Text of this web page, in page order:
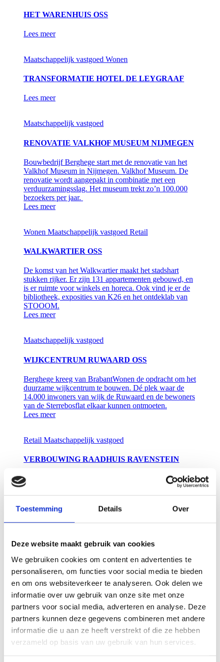
Toestemming Details Over
Deze website maakt gebruik van cookies
We gebruiken cookies om content en advertenties te
personaliseren, om functies voor social media te bieden
en om ons websiteverkeer te analyseren. Ook delen we
informatie over uw gebruik van onze site met onze
partners voor social media, adverteren en analyse. Deze
partners kunnen deze gegevens combineren met andere
informatie die u aan ze heeft verstrekt of die ze hebben
verzameld op basis van uw gebruik van hun services.
HET WARENHUIS OSS
Lees meer
Maatschappelijk vastgoed Wonen
TRANSFORMATIE HOTEL DE LEYGRAAF
Lees meer
Maatschappelijk vastgoed
RENOVATIE VALKHOF MUSEUM NIJMEGEN
Bouwbedrijf Berghege start met de renovatie van het
Valkhof Museum in Nijmegen. Valkhof Museum. De
renovatie wordt aangepakt in combinatie met een
verduurzamingsslag. Het museum trekt zo’n 100.000
bezoekers per jaar.
Lees meer
Wonen Maatschappelijk vastgoed Retail
WALKWARTIER OSS
De komst van het Walkwartier maakt het stadshart
stukken rijker. Er zijn 131 appartementen gebouwd, en
is er ruimte voor winkels en horeca. Ook vind je er de
bibliotheek, exposities van K26 en het ontdeklab van
STOOOM.
Lees meer
Maatschappelijk vastgoed
WIJKCENTRUM RUWAARD OSS
Berghege kreeg van BrabantWonen de opdracht om het
duurzame wijkcentrum te bouwen. Dé plek waar de
14.000 inwoners van wijk de Ruwaard en de bewoners
van de Sterrebosflat elkaar kunnen ontmoeten.
Lees meer
Retail Maatschappelijk vastgoed
VERBOUWING RAADHUIS RAVENSTEIN
Drie speerpunten hebben tijdens het hele bouwproces
een belangrijke rol gespeeld: slim hergebruik van
materiaal, goede communicatie en vakmanschap van
het team.
Lees meer
Maatschappelijk vastgoed
HET KLOOSTER ZIN VUGHT
moderne architectuur een open en eigenzinnig karakter,
maar de sfeer van het kloosterleven proef je er nog
steeds.
Maatschappelijk vastgoed
TRAININGSCOMPLEX 1908 FEYENOORD